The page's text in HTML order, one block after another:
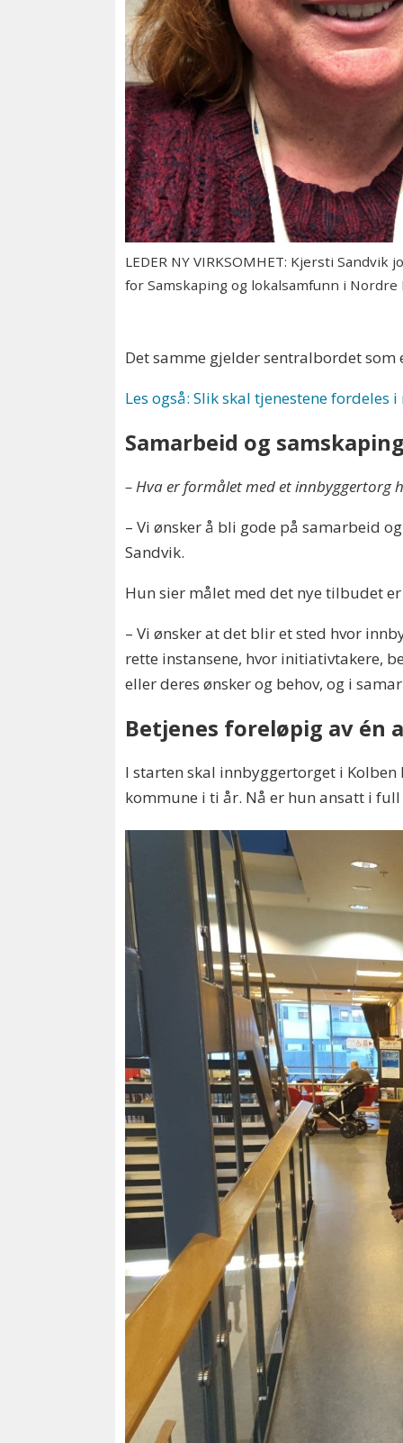
LEDER NY VIRKSOMHET: Kjersti
for Samskaping og lokalsamfunn i Nordre
Det samme gjelder sentralbordet
Les også: Slik skal tjenestene fordeles
Samarbeid og
– Hva er formålet med et innbyggertorg
– Vi ønsker å bli gode på samarbeid
Sandvik.
Hun sier målet med det nye tilbudet
– Vi ønsker at det blir et sted hvor
rette instansene, hvor initiativtakere,
eller deres ønsker og behov, og i
Betjenes foreløpig av én
I starten skal innbyggertorget i Kolben
kommune i ti år. Nå er hun ansatt i